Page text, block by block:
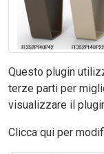
Questo plugin
terze parti per
visualizzare il
Clicca qui per